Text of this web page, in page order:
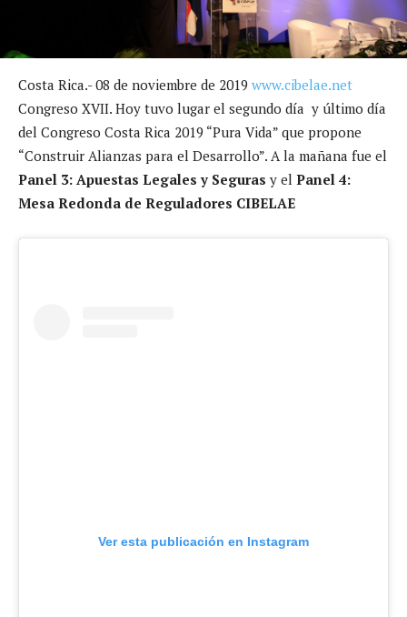
Costa Rica.- 08 de noviembre de 2019 www.cibelae.net
Congreso XVII. Hoy tuvo lugar el segundo día y último día
del Congreso Costa Rica 2019 “Pura Vida” que propone
“Construir Alianzas para el Desarrollo”. A la mañana fue el
Panel 3: Apuestas Legales y Seguras y el Panel 4:
Mesa Redonda de Reguladores CIBELAE
Ver esta publicación en Instagram